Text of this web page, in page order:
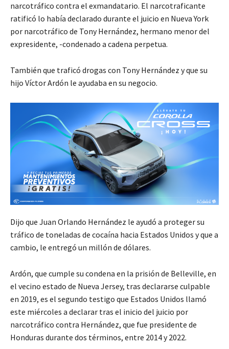
narcotráfico contra el exmandatario. El narcotraficante
ratificó lo había declarado durante el juicio en Nueva York
por narcotráfico de Tony Hernández, hermano menor del
expresidente, -condenado a cadena perpetua.
También que traficó drogas con Tony Hernández y que su
hijo Víctor Ardón le ayudaba en su negocio.
Dijo que Juan Orlando Hernández le ayudó a proteger su
tráfico de toneladas de cocaína hacia Estados Unidos y que a
cambio, le entregó un millón de dólares.
Ardón, que cumple su condena en la prisión de Belleville, en
el vecino estado de Nueva Jersey, tras declararse culpable
en 2019, es el segundo testigo que Estados Unidos llamó
este miércoles a declarar tras el inicio del juicio por
narcotráfico contra Hernández, que fue presidente de
Honduras durante dos términos, entre 2014 y 2022.